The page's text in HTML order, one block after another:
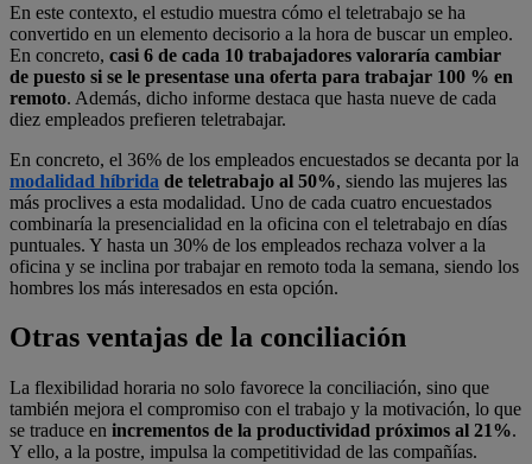
En este contexto, el estudio muestra cómo el teletrabajo se ha
convertido en un elemento decisorio a la hora de buscar un empleo.
En concreto, casi 6 de cada 10 trabajadores valoraría cambiar
de puesto si se le presentase una oferta para trabajar 100 % en
remoto. Además, dicho informe destaca que hasta nueve de cada
diez empleados prefieren teletrabajar.
En concreto, el 36% de los empleados encuestados se decanta por la
modalidad híbrida de teletrabajo al 50%, siendo las mujeres las
más proclives a esta modalidad. Uno de cada cuatro encuestados
combinaría la presencialidad en la oficina con el teletrabajo en días
puntuales. Y hasta un 30% de los empleados rechaza volver a la
oficina y se inclina por trabajar en remoto toda la semana, siendo los
hombres los más interesados en esta opción.
Otras ventajas de la conciliación
La flexibilidad horaria no solo favorece la conciliación, sino que
también mejora el compromiso con el trabajo y la motivación, lo que
se traduce en incrementos de la productividad próximos al 21%.
Y ello, a la postre, impulsa la competitividad de las compañías.